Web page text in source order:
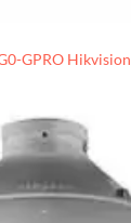
GPRO Hikvision